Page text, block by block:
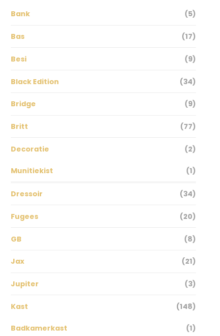
Bank (5)
Bas (17)
Besi (9)
Black Edition (34)
Bridge (9)
Britt (77)
Decoratie (2)
Munitiekist (1)
Dressoir (34)
Fugees (20)
GB (8)
Jax (21)
Jupiter (3)
Kast (148)
Badkamerkast (1)